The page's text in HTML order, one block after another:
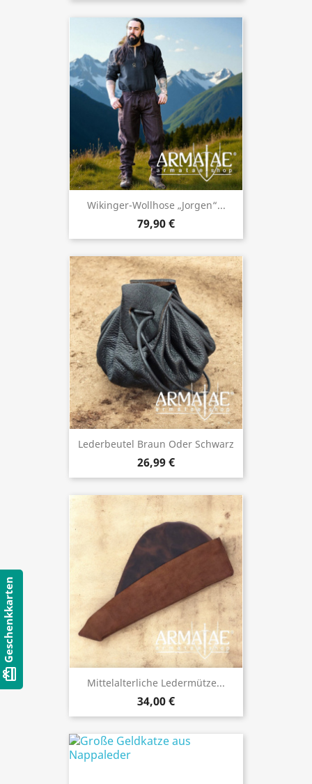
Wikinger-Wollhose „Jorgen“...
79,90 €
Lederbeutel Braun Oder Schwarz
26,99 €
Mittelalterliche Ledermütze...
34,00 €
card_giftcard
Geschenkkarten